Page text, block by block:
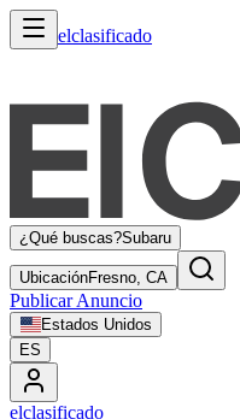
elclasificado
¿Qué buscas?Subaru
UbicaciónFresno, CA
Publicar Anuncio
Estados Unidos
ES
elclasificado